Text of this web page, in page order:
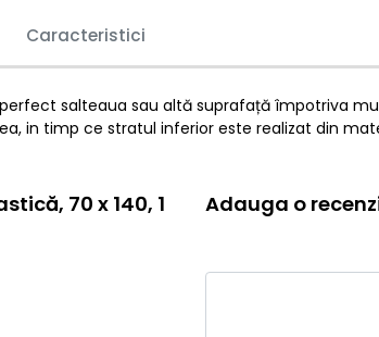
Caracteristici
salteaua sau altă suprafață împotriva
in timp ce stratul inferior este realizat din
70 x 140, 1
Adauga o